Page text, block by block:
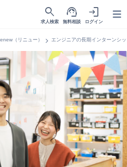
search
求人検索
support_agent
無料相談
login
ログイン
（リニュー） chevron_right エンジニアの長期インターンシ